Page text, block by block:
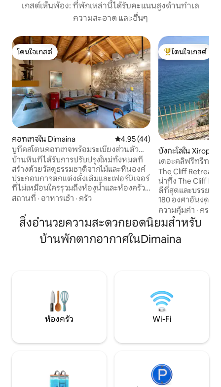
เกสต์เห็นพ้อง: ที่พักเหล่านี้ได้รับคะแนนสูงด้านทำเล
ความสะอาด และอื่นๆ
โดนใจเกสต์
โดนใจเกสต์
คอทเทจใน Dimaina คะแนนเฉลี่ย 4.95 จาก 5, 44 รีวิว
4.95 (44)
บูทีคสโตนคอทเทจพร้อมระเบียงส่วนตัว
ขนาดใหญ่
บ้านหินที่ได้รับการปรับปรุงใหม่ทั้งหมดที่
สร้างด้วยวัสดุธรรมชาติจากไม้และหินองค์
ประกอบการตกแต่งดั้งเดิมและเฟอร์นิเจอร์
ที่ไม่เหมือนใครรวมถึงห้องน้ำและห้องครัวที่
มีการออกแบบที่ทันสมัย ตั้งอยู่ห่างจากโรง
Epidaurus ไม่ถึงครึ่งชั่วโมงใกล้กับชายหาด
ที่แตกต่างกันหลายแห่งเมืองริมทะเล
ประวัติศาสตร์และโรแมนติกของ Nafplio
หรือ Palaia Epidavros และสถานที่ท่องเที่ยว
สถานที่ · อาหารเช้า · ครัว
โดนใจเกสต์ที่สุด
โดนใจเกสต์
บังกะโลใน
เดอะคลิฟรีทรีท: ช
The Cliff Retreat
น่าทึ่ง The Cliff Retreat มอบการพักผ่อนที่
ดีที่สุดและบรรยา
180 องศาอันงดงา
ประสบการณ์ที่ไม่เ
เดินลงบันไดหินแก
ตัวไปยังชายหาดก
แต่ละห้องได้รับกา
ทะเลและผ่อนคลา
ความคุ้มค่า · ครอบ
สิ่งอำนวยความสะดวกยอดนิยมสำหรับ
บ้านพักตากอากาศในDimaina
ห้องครัว Wi-Fi